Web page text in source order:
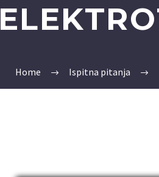
Home Ispitna pitanja